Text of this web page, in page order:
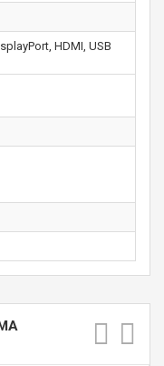
HDMI, USB